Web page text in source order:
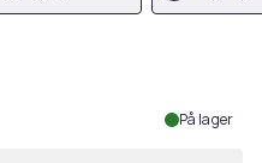
På lager